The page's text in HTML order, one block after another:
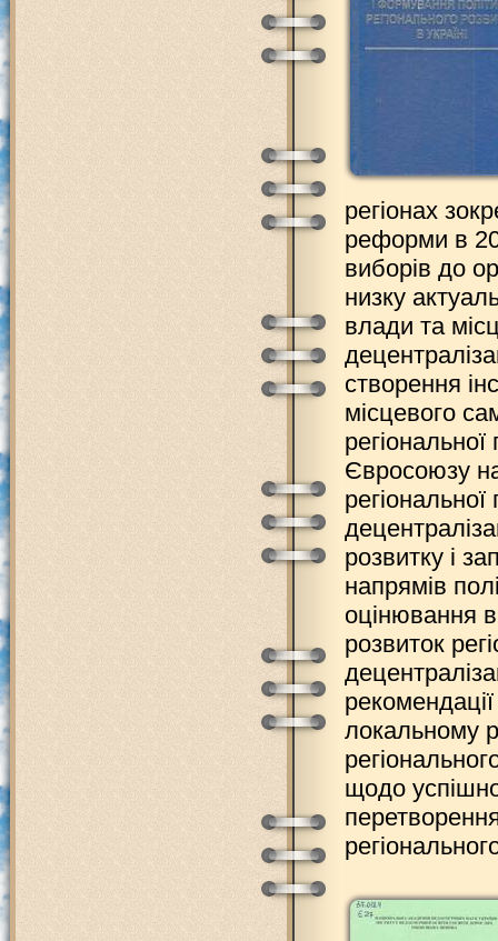
регіонах
реформи в
виборів до
низку
влади та
створення
місцевого
Євросоюзу
розвитку і
напрямів
оцінювання
розвиток
локальному
щодо